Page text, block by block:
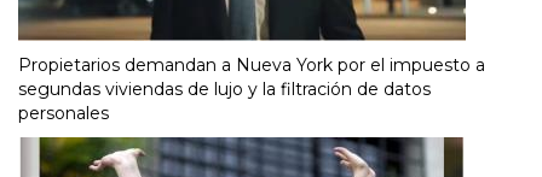
Propietarios demandan a Nueva York por el impuesto a
segundas viviendas de lujo y la filtración de datos
personales